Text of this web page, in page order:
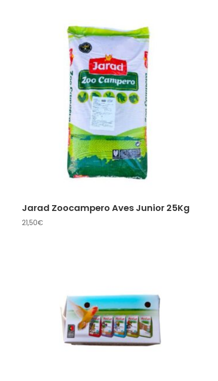
Jarad Zoocampero Aves Junior 25Kg
21,50€